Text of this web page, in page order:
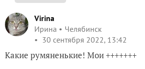
Virina
Ирина
Челябинск
30 сентября 2022, 13:42
Какие румяненькие! Мои +++++++